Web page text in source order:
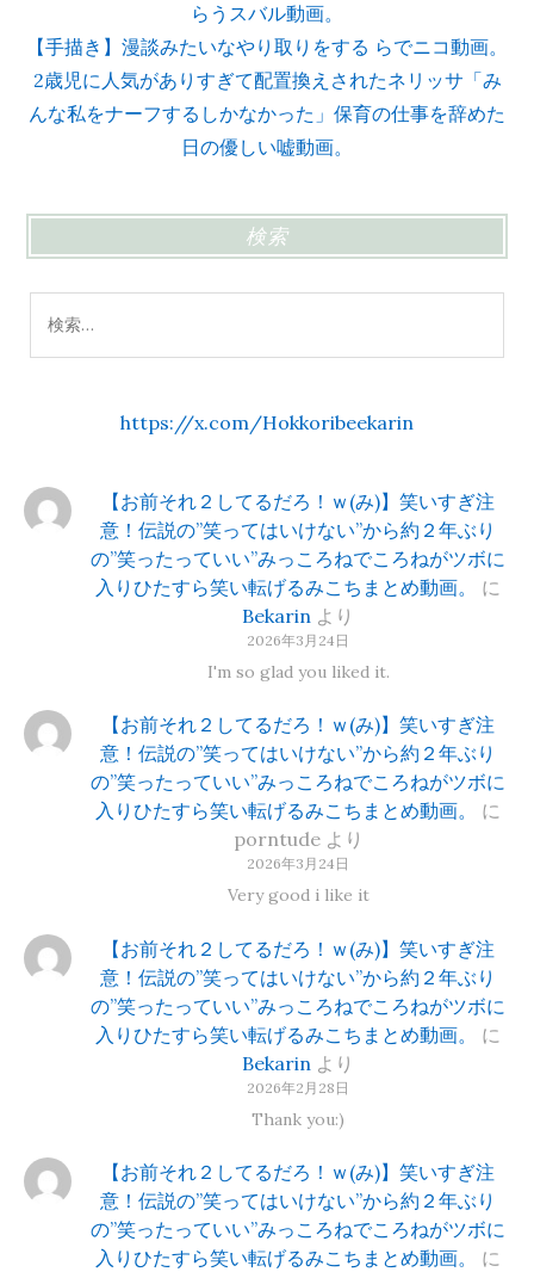
らうスバル動画。
【手描き】漫談みたいなやり取りをする らでニコ動画。
2歳児に人気がありすぎて配置換えされたネリッサ「み
んな私をナーフするしかなかった」保育の仕事を辞めた
日の優しい嘘動画。
検索
索:
https://x.com/Hokkoribeekarin
【お前それ２してるだろ！ｗ(み)】笑いすぎ注
意！伝説の”笑ってはいけない”から約２年ぶり
の”笑ったっていい”みっころねでころねがツボに
入りひたすら笑い転げるみこちまとめ動画。
に
Bekarin より
2026年3月24日
I'm so glad you liked it.
【お前それ２してるだろ！ｗ(み)】笑いすぎ注
意！伝説の”笑ってはいけない”から約２年ぶり
の”笑ったっていい”みっころねでころねがツボに
入りひたすら笑い転げるみこちまとめ動画。
に
porntudeより
2026年3月24日
Very good i like it
【お前それ２してるだろ！ｗ(み)】笑いすぎ注
意！伝説の”笑ってはいけない”から約２年ぶり
の”笑ったっていい”みっころねでころねがツボに
入りひたすら笑い転げるみこちまとめ動画。
に
Bekarin より
2026年2月28日
Thank you:)
【お前それ２してるだろ！ｗ(み)】笑いすぎ注
意！伝説の”笑ってはいけない”から約２年ぶり
の”笑ったっていい”みっころねでころねがツボに
入りひたすら笑い転げるみこちまとめ動画。
に